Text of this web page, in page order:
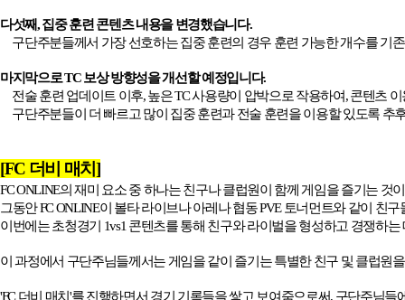
다섯째,집중 훈련 콘텐츠 내용을 변경했습니다.
구단주분들께서 가장 선호하는 집중 훈련의 경우 훈련 가능한 개수를 기존
마지막으로TC 보상 방향성을 개선할 예정입니다.
전술 훈련 업데이트 이후,높은TC사용량이 압박으로 작용하여,콘텐츠
구단주분들이 더 빠르고 많이 집중 훈련과 전술 훈련을 이용할 있도록
[FC 더비 매치]
FC ONLINE의 재미 요소 중 하나는 친구나 클럽원이 함께 게임을 즐기는 것
그동안FC ONLINE이 볼타 라이브나 아레나 협동PVE 토너먼트와 같이 친
이번에는 초청경기
1vs1 콘텐츠를 통해 친구와 라이벌을 형성하고 경쟁하
이 과정에서 구단주님들께서는 게임을 같이 즐기는 특별한 친구 및 클럽원을
'FC더비 매치'를 진행하면서 경기 기록들을 쌓고 보여줌으로써, 구단주님들